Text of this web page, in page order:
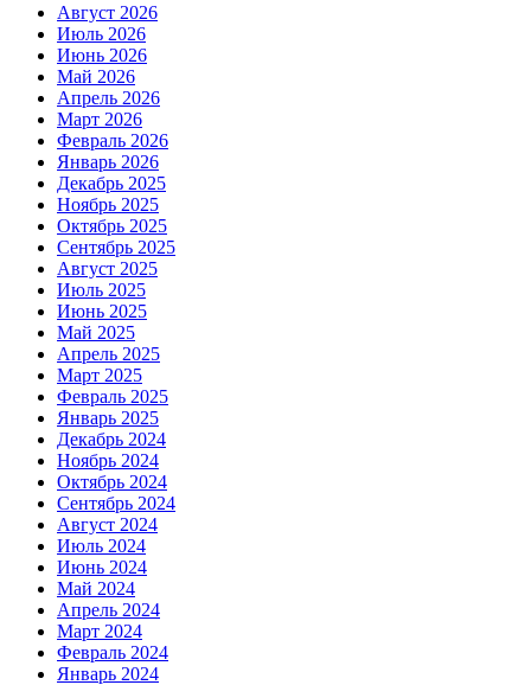
Август 2026
Июль 2026
Июнь 2026
Май 2026
Апрель 2026
Март 2026
Февраль 2026
Январь 2026
Декабрь 2025
Ноябрь 2025
Октябрь 2025
Сентябрь 2025
Август 2025
Июль 2025
Июнь 2025
Май 2025
Апрель 2025
Март 2025
Февраль 2025
Январь 2025
Декабрь 2024
Ноябрь 2024
Октябрь 2024
Сентябрь 2024
Август 2024
Июль 2024
Июнь 2024
Май 2024
Апрель 2024
Март 2024
Февраль 2024
Январь 2024